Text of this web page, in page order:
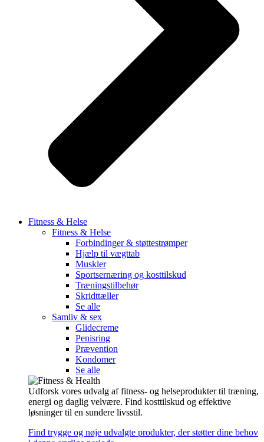
Fitness & Helse
Fitness & Helse
Forbindinger & støttestrømper
Hjælp til vægttab
Muskler
Sportsernæring og kosttilskud
Træningstilbehør
Skridttæller
Se alle
Samliv & sex
Glidecreme
Penisring
Prævention
Kondomer
Se alle
Udforsk vores udvalg af fitness- og helseprodukter til træning,
energi og daglig velvære. Find kosttilskud og effektive
løsninger til en sundere livsstil.
Find trygge og nøje udvalgte produkter, der støtter dine behov